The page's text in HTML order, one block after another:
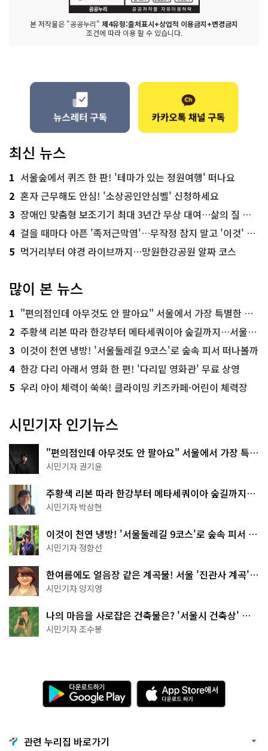
본 저작물은 "공공누리" 제4유형:출처표시+상업적 이용금지+변경금지
조건에 따라 이용 할 수 있습니다.
최신 뉴스
1 서울숲에서 퀴즈 한 판! '테마가 있는 정원여행' 떠나요
2 혼자 근무해도 안심! '소상공인안심벨' 신청하세요
3 장애인 맞춤형 보조기기 최대 3년간 무상 대여…삶의 질 높인다
4 걸을 때마다 아픈 '족저근막염'…무작정 참지 말고 '이것' 해보세요!
5 먹거리부터 야경 라이브까지…망원한강공원 알짜 코스
많이 본 뉴스
1 "편의점인데 아무것도 안 팔아요" 서울에서 가장 특별한 편의점의 정체
2 주황색 리본 따라 한강부터 메타세쿼이아 숲길까지…서울둘레길 15코스
3 이것이 천연 냉방! '서울둘레길 9코스'로 숲속 피서 떠나볼까
4 한강 다리 아래서 영화 한 편! '다리밑 영화관' 무료 상영
5 우리 아이 체력이 쑥쑥! 클라이밍 키즈카페·어린이 체력장
시민기자 인기뉴스
"편의점인데 아무것도 안 팔아요" 서울에서 가장 특별
한 편의점의 정체
시민기자 권기윤
주황색 리본 따라 한강부터 메타세쿼이아 숲길까지…
서울둘레길 15코스
시민기자 박상현
이것이 천연 냉방! '서울둘레길 9코스'로 숲속 피서 떠
나볼까
시민기자 정향선
한여름에도 얼음장 같은 계곡물! 서울 '진관사 계곡'이
천국이네~
시민기자 양지영
나의 마음을 사로잡은 건축물은? '서울시 건축상' 수
상작 공개!
시민기자 조수봉
다
운
로
기
G
A
p
p
관련 누리집 바로가기